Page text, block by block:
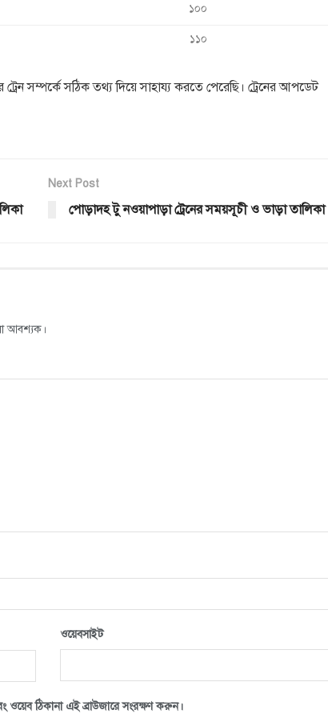
১০০
১১০
সম্পর্কে সঠিক তথ্য দিয়ে সাহায্য করতে পেরেছি। ট্রেনের আপডেট
Next Post
পোড়াদহ টু নওয়াপাড়া ট্রেনের সময়সূচী ও ভাড়া তালিকা
আবশ্যক।
ওয়েবসাইট
ওয়েব ঠিকানা এই ব্রাউজারে সংরক্ষণ করুন।